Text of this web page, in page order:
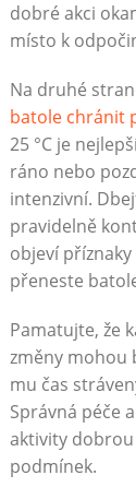
dobré akci
místo k
Na druhé
batole chránit
25 °C je
ráno nebo
intenzivní.
pravidelně
objeví
přeneste
Pamatujte, že
změny mohou
mu čas
Správná péče
aktivity
podmínek.